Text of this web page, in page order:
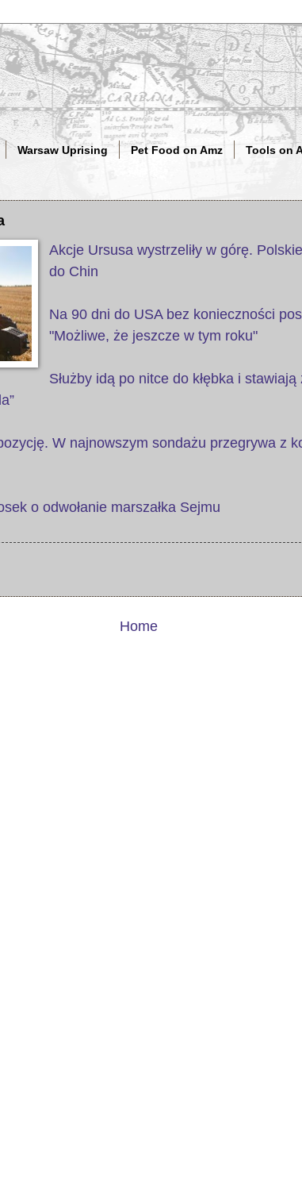
Warsaw Uprising Pet Food on Amz Tools on
Akcje Ursusa wystrzeliły w górę.
do Chin
Na 90 dni do USA bez konieczności
"Możliwe, że jeszcze w tym roku"
Służby idą po nitce do kłębka i
W najnowszym sondażu przegrywa z
o odwołanie marszałka Sejmu
Home